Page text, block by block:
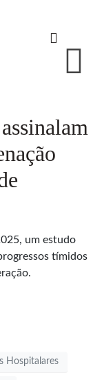
um estudo
tímidos
Hospitalares